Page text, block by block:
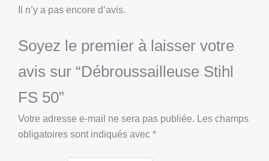
Il n’y a pas encore d’avis.
Soyez le premier à laisser votre
avis sur “Débroussailleuse Stihl
FS 50”
Votre adresse e-mail ne sera pas publiée. Les champs
obligatoires sont indiqués avec *